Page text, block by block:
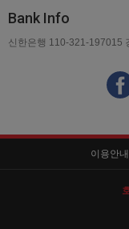
Bank Info
신한은행 110-321-197015
이용안내